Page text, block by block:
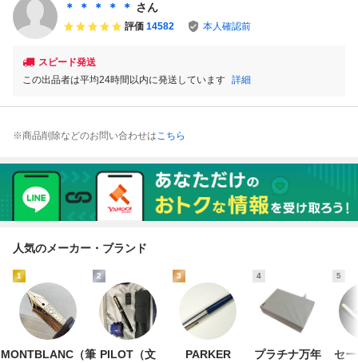
認
ー ヴィンテージ
＊ ＊ ＊ ＊ ＊ さん
評価 14582 本人確認前
スピード発送
この出品者は平均24時間以内に発送しています 詳細
※商品削除などのお問い合わせはこちら
人気のメーカー・ブランド
1
MONTBLANC（筆
2
PILOT（文
3
PARKER
4
プラチナ万年
5
セ